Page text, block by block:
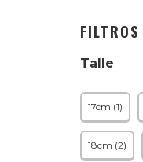
FILTROS
Talle
17cm (1)
18cm (2)